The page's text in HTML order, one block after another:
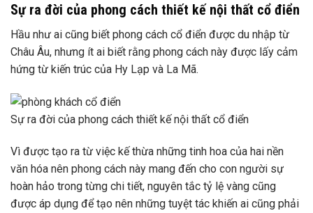
Sự ra đời của phong cách thiết kế nội thất cổ điển
Hầu như ai cũng biết phong cách cổ điển được du nhập từ
Châu Âu, nhưng ít ai biết rằng phong cách này được lấy cảm
hứng từ kiến ​​trúc của Hy Lạp và La Mã.
Sự ra đời của phong cách thiết kế nội thất cổ điển
Vì được tạo ra từ việc kế thừa những tinh hoa của hai nền
văn hóa nên phong cách này mang đến cho con người sự
hoàn hảo trong từng chi tiết, nguyên tắc tỷ lệ vàng cũng
được áp dụng để tạo nên những tuyệt tác khiến ai cũng phải